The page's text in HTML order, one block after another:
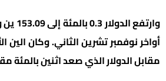
وارتفع
أواخر نوفمبر تشرين الثاني. وكان الين
مقابل الدولار الذي صعد اثنين بالمئة